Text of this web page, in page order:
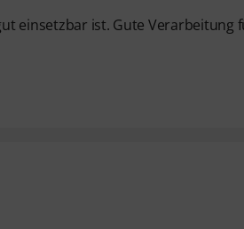
einsetzbar ist. Gute Verarbeitung